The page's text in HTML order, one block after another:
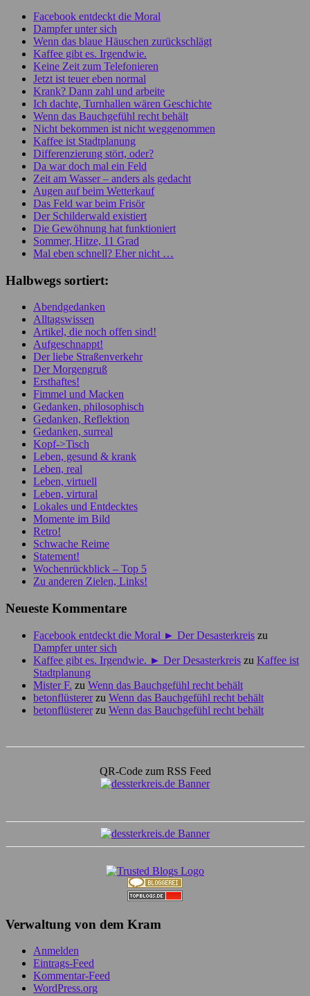
Facebook entdeckt die Moral
Dampfer unter sich
Wenn das blaue Häuschen zurückschlägt
Kaffee gibt es. Irgendwie.
Keine Zeit zum Telefonieren
Jetzt ist teuer eben normal
Krank? Dann zahl und arbeite
Ich dachte, Turnhallen wären Geschichte
Wenn das Bauchgefühl recht behält
Nicht bekommen ist nicht weggenommen
Kaffee ist Stadtplanung
Differenzierung stört, oder?
Da war doch mal ein Feld
Zeit am Wasser – anders als gedacht
Augen auf beim Wetterkauf
Das Feld war beim Frisör
Der Schilderwald existiert
Die Gewöhnung hat funktioniert
Sommer, Hitze, 11 Grad
Mal eben schnell? Eher nicht …
Halbwegs sortiert:
Abendgedanken
Alltagswissen
Artikel, die noch offen sind!
Aufgeschnappt!
Der liebe Straßenverkehr
Der Morgengruß
Ersthaftes!
Fimmel und Macken
Gedanken, philosophisch
Gedanken, Reflektion
Gedanken, surreal
Kopf->Tisch
Leben, gesund & krank
Leben, real
Leben, virtuell
Leben, virtural
Lokales und Entdecktes
Momente im Bild
Retro!
Schwache Reime
Statement!
Wochenrückblick – Top 5
Zu anderen Zielen, Links!
Neueste Kommentare
Facebook entdeckt die Moral ► Der Desasterkreis zu
Dampfer unter sich
Kaffee gibt es. Irgendwie. ► Der Desasterkreis zu Kaffee ist
Stadtplanung
Mister F. zu Wenn das Bauchgefühl recht behält
betonflüstererzu Wenn das Bauchgefühl recht behält
betonflüstererzu Wenn das Bauchgefühl recht behält
QR-Code zum RSS Feed
Verwaltung von dem Kram
Anmelden
Eintrags-Feed
Kommentar-Feed
WordPress.org